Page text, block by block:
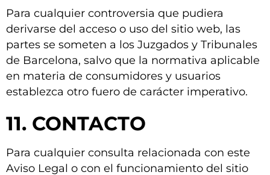
Para cualquier controversia que pudiera
derivarse del acceso o uso del sitio web, las
partes se someten a los Juzgados y Tribunales
de Barcelona, salvo que la normativa aplicable
en materia de consumidores y usuarios
establezca otro fuero de carácter imperativo.
11. CONTACTO
Para cualquier consulta relacionada con este
Aviso Legal o con el funcionamiento del sitio